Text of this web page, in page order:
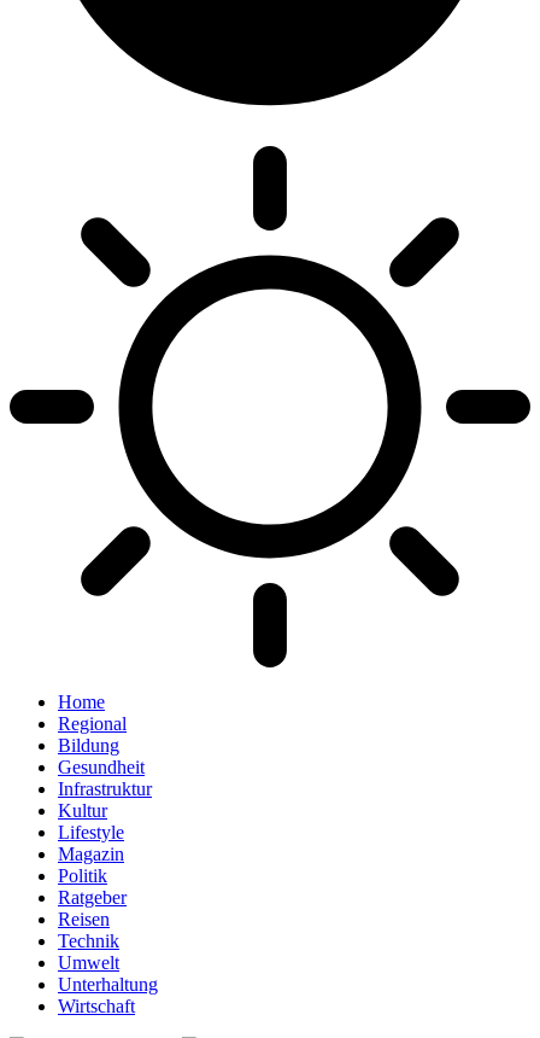
Home
Regional
Bildung
Gesundheit
Infrastruktur
Kultur
Lifestyle
Magazin
Politik
Ratgeber
Reisen
Technik
Umwelt
Unterhaltung
Wirtschaft